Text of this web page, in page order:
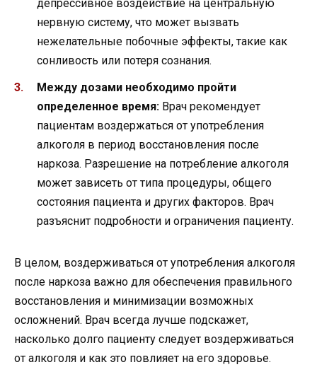
депрессивное воздействие на центральную
нервную систему, что может вызвать
нежелательные побочные эффекты, такие как
сонливость или потеря сознания.
Между дозами необходимо пройти
определенное время: Врач рекомендует
пациентам воздержаться от употребления
алкоголя в период восстановления после
наркоза. Разрешение на потребление алкоголя
может зависеть от типа процедуры, общего
состояния пациента и других факторов. Врач
разъяснит подробности и ограничения пациенту.
В целом, воздерживаться от употребления алкоголя
после наркоза важно для обеспечения правильного
восстановления и минимизации возможных
осложнений. Врач всегда лучше подскажет,
насколько долго пациенту следует воздерживаться
от алкоголя и как это повлияет на его здоровье.